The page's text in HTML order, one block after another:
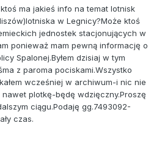
ma jakieś info na temat lotnisk
w Legnicy?Może ktoś
jednostek stacjonujących w
ponieważ mam pewną informację o
Spalonej.Byłem dzisiaj w tym
z paroma pociskami.Wszystko
wcześniej w archiwum-i nic nie
plotkę-będę wdzięczny.Proszę
ciągu.Podaję gg.7493092-
czas.